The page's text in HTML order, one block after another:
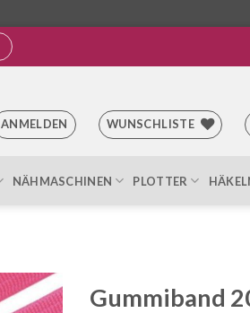
ANMELDEN WUNSCHLISTE
NÄHMASCHINEN PLOTTER
Gummiband